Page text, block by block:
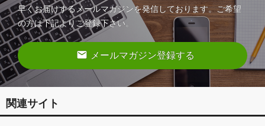
早くお届けするメールマガジンを発信しております。ご希望
の方は下記よりご登録下さい。
email メールマガジン登録する
関連サイト